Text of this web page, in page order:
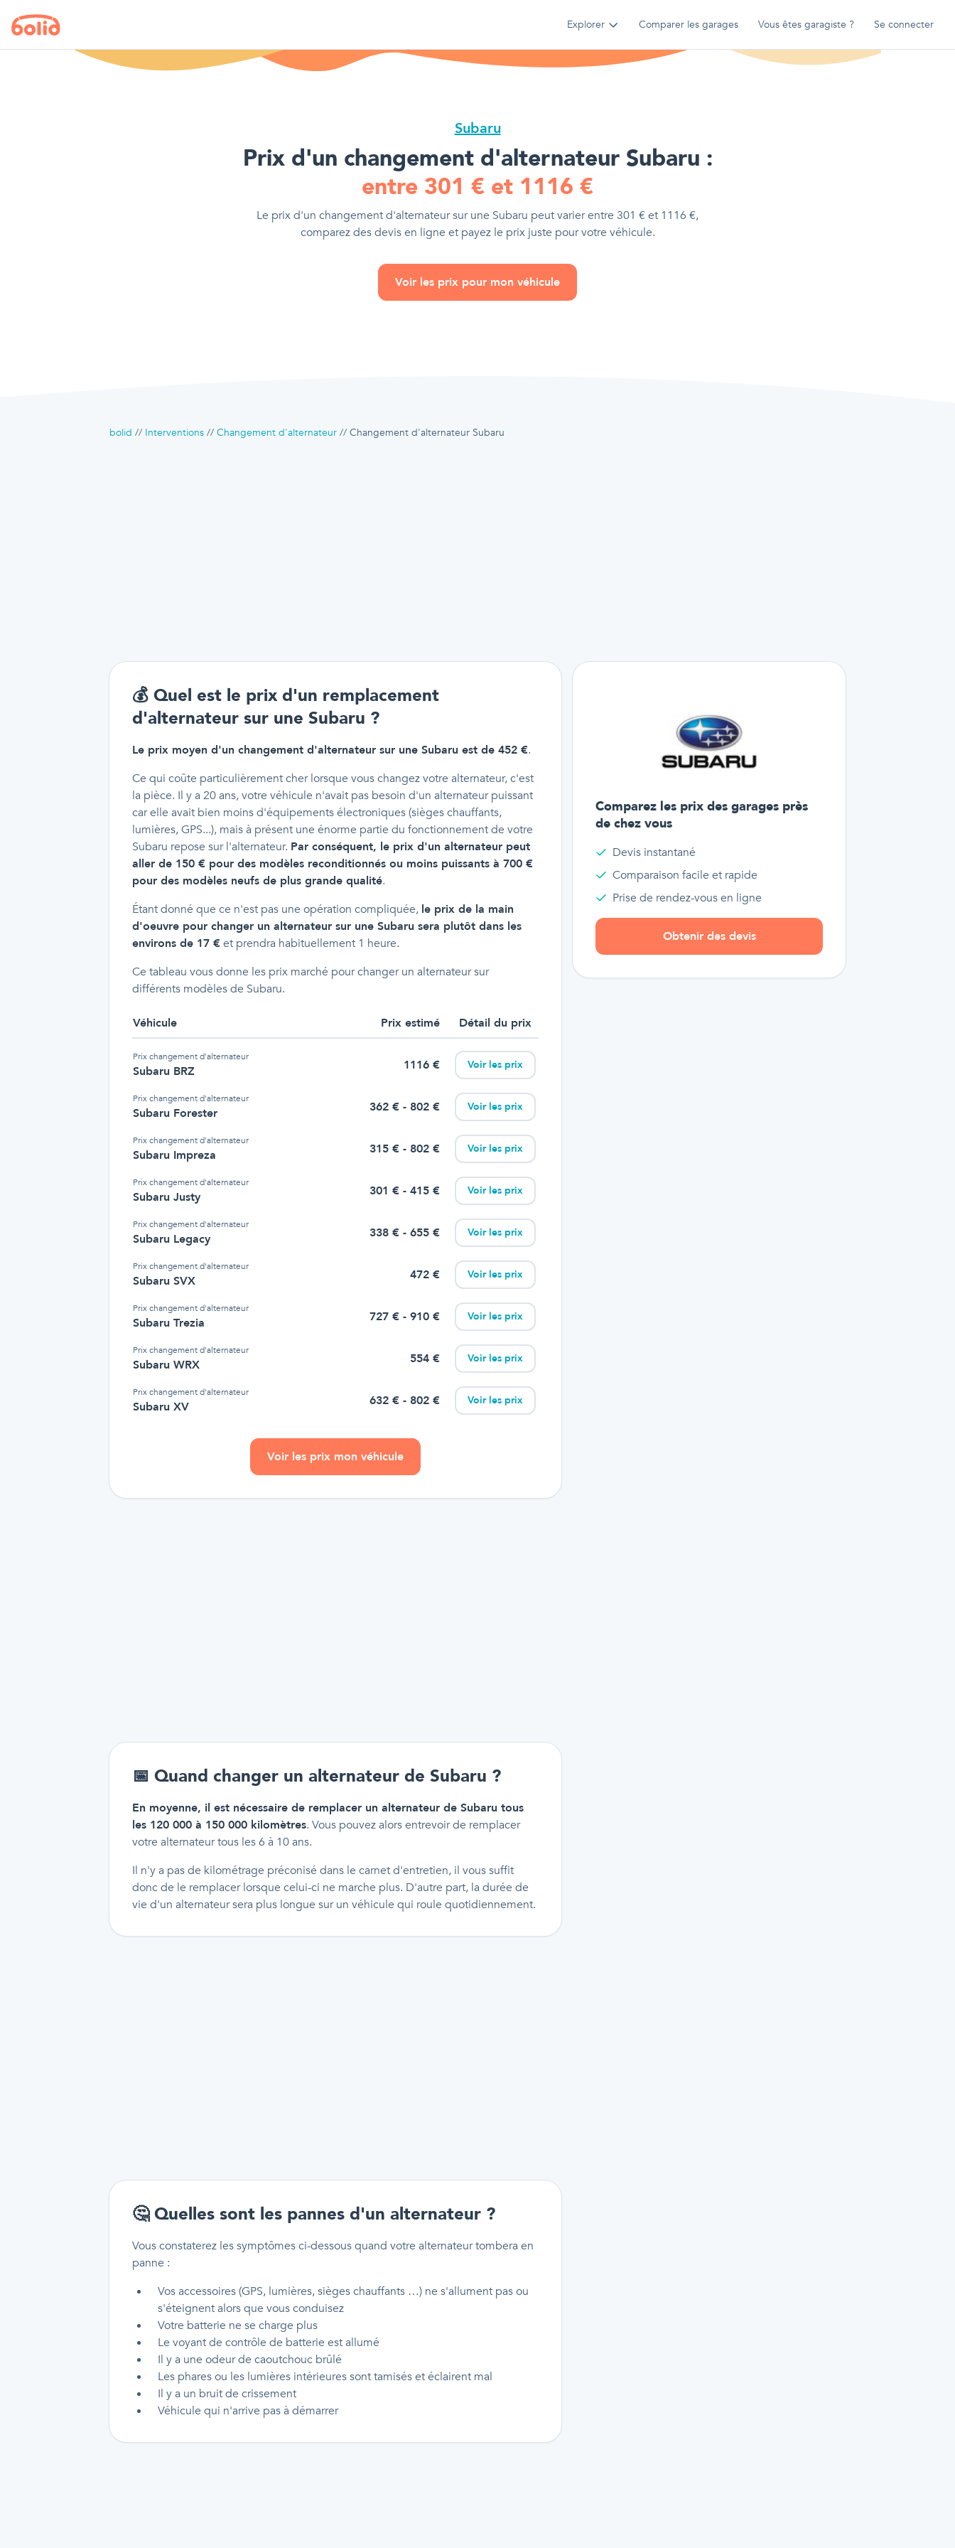
Explorer Comparer les garages Vous êtes garagiste ? Se connecter
Subaru
Prix d'un changement d'alternateurSubaru :
entre 301 € et 1116 €
Le prix d'un changement d'alternateursur une Subaru peut varier entre 301 € et 1116 €,
comparez des devis en ligne et payez le prix juste pour votre véhicule.
Voir les prix pour mon véhicule
bolid Interventions Changement d'alternateur Changement d'alternateur Subaru
💰 Quel est le prix d'un remplacement
d'alternateur sur une Subaru ?
Le prix moyen d'un changement d'alternateur sur une Subaru est de 452 €.
Ce qui coûte particulièrement cher lorsque vous changez votre alternateur, c'est
la pièce. Il y a 20 ans, votre véhicule n'avait pas besoin d'un alternateur puissant
car elle avait bien moins d'équipements électroniques (sièges chauffants,
lumières, GPS...), mais à présent une énorme partie du fonctionnement de votre
Subaru repose sur l'alternateur. Par conséquent, le prix d'un alternateur peut
aller de 150 € pour des modèles reconditionnés ou moins puissants à 700 €
pour des modèles neufs de plus grande qualité.
Étant donné que ce n'est pas une opération compliquée, le prix de la main
d'oeuvre pour changer un alternateur sur une Subaru sera plutôt dans les
environs de 17 € et prendra habituellement 1 heure.
Ce tableau vous donne les prix marché pour changer un alternateur sur
différents modèles de Subaru.
Véhicule Prix estimé Détail du prix
Prixchangement d'alternateur
Subaru BRZ 1116 € Voir les prix
Prixchangement d'alternateur
Subaru Forester 362 € - 802 € Voir les prix
Prixchangement d'alternateur
Subaru Impreza 315 € - 802 € Voir les prix
Prixchangement d'alternateur
Subaru Justy 301 € - 415 € Voir les prix
Prixchangement d'alternateur
Subaru Legacy 338 € - 655 € Voir les prix
Prixchangement d'alternateur
Subaru SVX 472 € Voir les prix
Prixchangement d'alternateur
Subaru Trezia 727 € - 910 € Voir les prix
Prixchangement d'alternateur
Subaru WRX 554 € Voir les prix
Prixchangement d'alternateur
Subaru XV 632 € - 802 € Voir les prix
Voir les prix mon véhicule
📅 Quand changer un alternateur de Subaru ?
En moyenne, il est nécessaire de remplacer un alternateur de Subaru tous
les 120 000 à 150 000 kilomètres. Vous pouvez alors entrevoir de remplacer
votre alternateur tous les 6 à 10 ans.
Il n'y a pas de kilométrage préconisé dans le carnet d'entretien, il vous suffit
donc de le remplacer lorsque celui-ci ne marche plus. D'autre part, la durée de
vie d'un alternateur sera plus longue sur un véhicule qui roule quotidiennement.
🤔 Quelles sont les pannes d'un alternateur ?
Vous constaterez les symptômes ci-dessous quand votre alternateur tombera en
panne :
Vos accessoires (GPS, lumières, sièges chauffants …) ne s'allument pas ou
s'éteignent alors que vous conduisez
Votre batterie ne se charge plus
Le voyant de contrôle de batterie est allumé
Il y a une odeur de caoutchouc brûlé
Les phares ou les lumières intérieures sont tamisés et éclairent mal
Il y a un bruit de crissement
Véhicule qui n'arrive pas à démarrer
Comparez les prix des garages près
de chez vous
Devis instantané
Comparaison facile et rapide
Prise de rendez-vous en ligne
Obtenir des devis